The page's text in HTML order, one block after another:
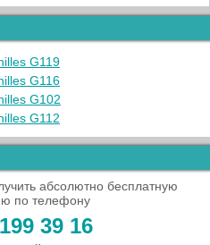
G119
G116
G102
G112
абсолютно бесплатную
по телефону
39 16